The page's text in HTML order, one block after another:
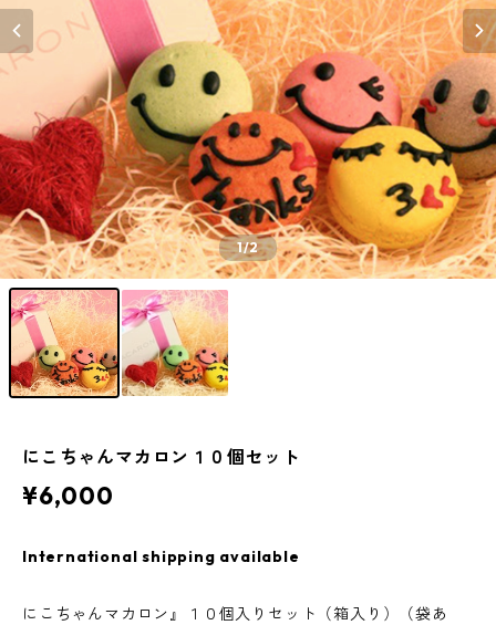
1/2
にこちゃんマカロン１０個セット
¥6,000
International shipping available
にこちゃんマカロン』１０個入りセット（箱入り）（袋あ